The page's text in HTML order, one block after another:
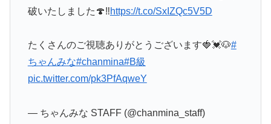
破いたしました🍄‼️https://t.co/SxIZQc5V5D
たくさんのご視聴ありがとうございます🍓💓🐶#
ちゃんみな#chanmina#B級
pic.twitter.com/pk3PfAqweY
— ちゃんみな STAFF (@chanmina_staff)